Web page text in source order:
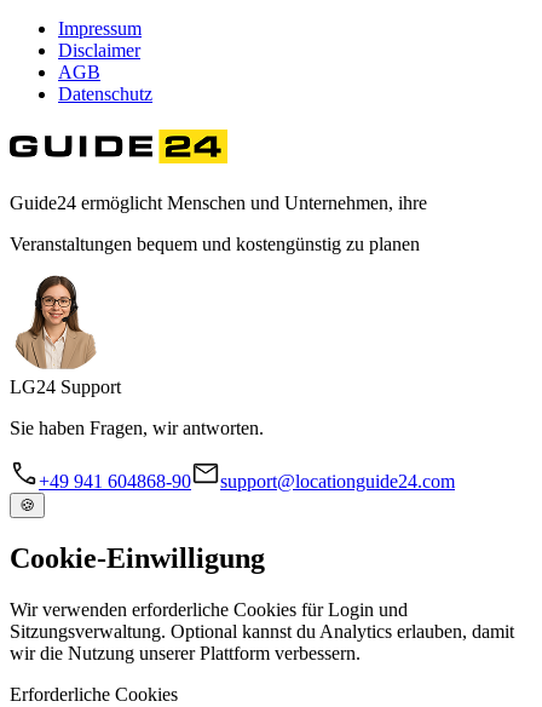
Impressum
Disclaimer
AGB
Datenschutz
Guide24 ermöglicht Menschen und Unternehmen, ihre
Veranstaltungen bequem und kostengünstig zu planen
LG24 Support
Sie haben Fragen, wir antworten.
+49 941 604868-90 support@locationguide24.com
🍪
Cookie-Einwilligung
Wir verwenden erforderliche Cookies für Login und
Sitzungsverwaltung. Optional kannst du Analytics erlauben, damit
wir die Nutzung unserer Plattform verbessern.
Erforderliche Cookies